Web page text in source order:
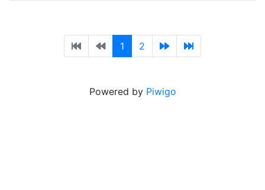
1 2
Powered by Piwigo